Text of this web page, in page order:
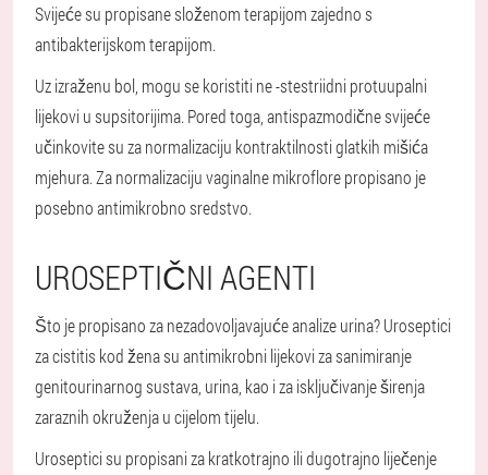
Svijeće su propisane složenom terapijom zajedno s
antibakterijskom terapijom.
Uz izraženu bol, mogu se koristiti ne -stestriidni protuupalni
lijekovi u supsitorijima. Pored toga, antispazmodične svijeće
učinkovite su za normalizaciju kontraktilnosti glatkih mišića
mjehura. Za normalizaciju vaginalne mikroflore propisano je
posebno antimikrobno sredstvo.
UROSEPTIČNI AGENTI
Što je propisano za nezadovoljavajuće analize urina? Uroseptici
za cistitis kod žena su antimikrobni lijekovi za sanimiranje
genitourinarnog sustava, urina, kao i za isključivanje širenja
zaraznih okruženja u cijelom tijelu.
Uroseptici su propisani za kratkotrajno ili dugotrajno liječenje